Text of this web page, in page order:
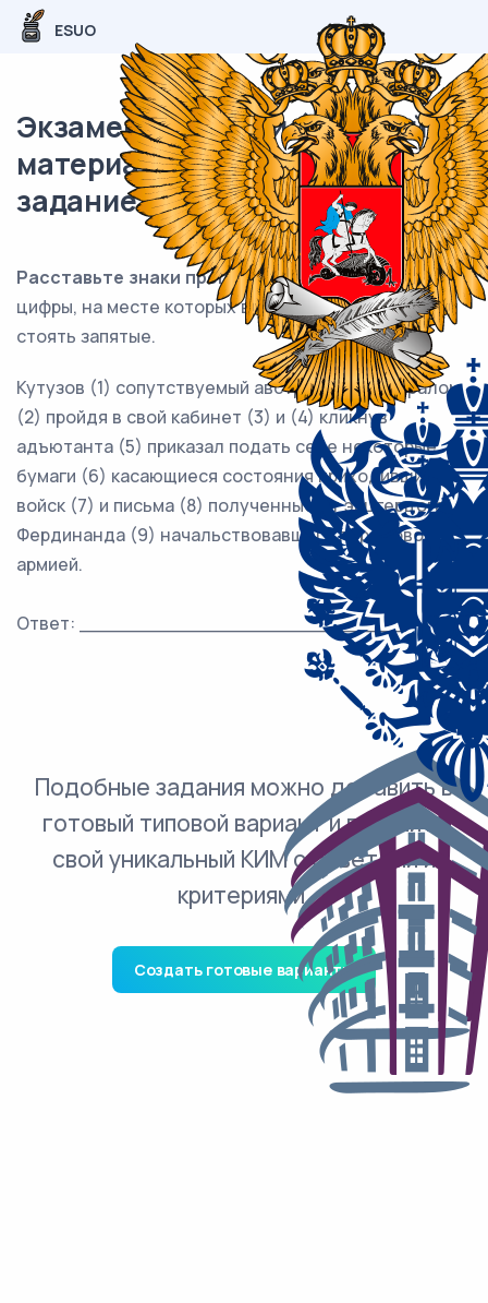
ESUO
Экзаменационный (типовой)
материал ЕГЭ / Русский / 17
задание (24) / 93
Расставьте знаки препинания: укажите все
цифры, на месте которых в предложении должны
стоять запятые.
Кутузов (1) сопутствуемый австрийским генералом
(2) пройдя в свой кабинет (3) и (4) кликнув
адъютанта (5) приказал подать себе некоторые
бумаги (6) касающиеся состояния приходивших
войск (7) и письма (8) полученные от эрцгерцога
Фердинанда (9) начальствовавшего передовою
армией.
Ответ: ___________________________.
Подобные задания можно добавить в
готовый типовой вариант и получить
свой уникальный КИМ с ответами и
критериями.
Создать готовые варианты